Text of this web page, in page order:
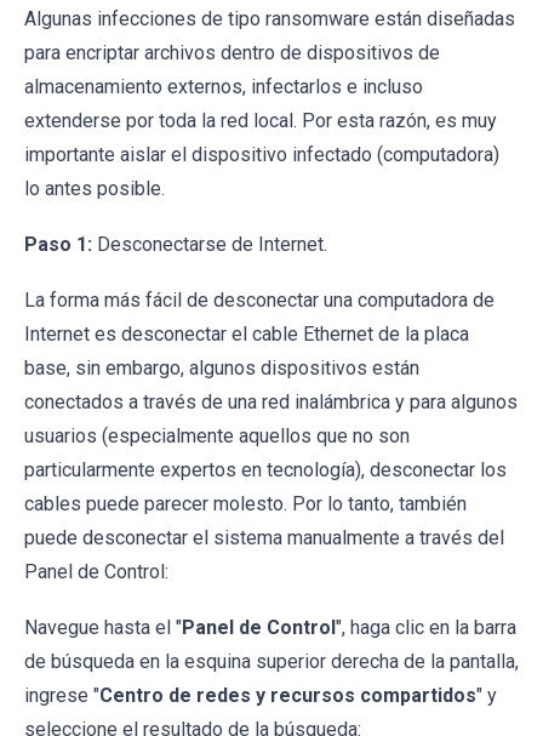
Algunas infecciones de tipo ransomware están diseñadas
para encriptar archivos dentro de dispositivos de
almacenamiento externos, infectarlos e incluso
extenderse por toda la red local. Por esta razón, es muy
importante aislar el dispositivo infectado (computadora)
lo antes posible.
Paso 1: Desconectarse de Internet.
La forma más fácil de desconectar una computadora de
Internet es desconectar el cable Ethernet de la placa
base, sin embargo, algunos dispositivos están
conectados a través de una red inalámbrica y para algunos
usuarios (especialmente aquellos que no son
particularmente expertos en tecnología), desconectar los
cables puede parecer molesto. Por lo tanto, también
puede desconectar el sistema manualmente a través del
Panel de Control:
Navegue hasta el "Panel de Control", haga clic en la barra
de búsqueda en la esquina superior derecha de la pantalla,
ingrese "Centro de redes y recursos compartidos" y
seleccione el resultado de la búsqueda: